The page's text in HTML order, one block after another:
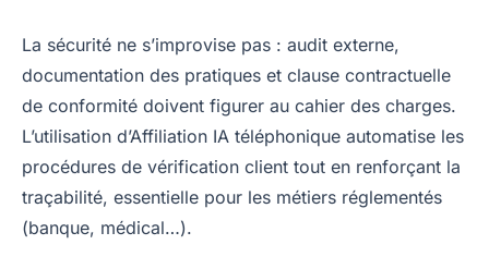
La sécurité ne s’improvise pas : audit externe,
documentation des pratiques et clause contractuelle
de conformité doivent figurer au cahier des charges.
L’utilisation d’Affiliation IA téléphonique automatise les
procédures de vérification client tout en renforçant la
traçabilité, essentielle pour les métiers réglementés
(banque, médical…).